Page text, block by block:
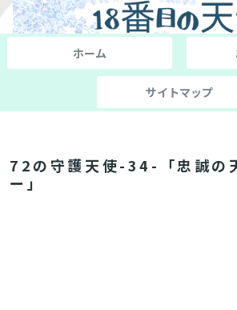
ホーム
サイトマップ
72の守護天使-34-「忠誠の
ー」